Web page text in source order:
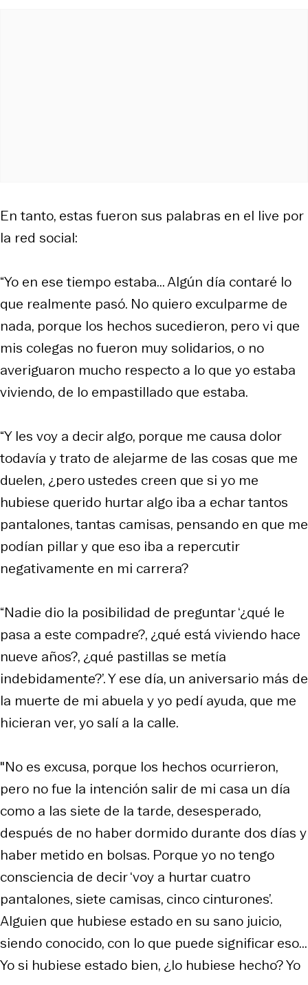
En tanto, estas fueron sus palabras en el live por
la red social:
“Yo en ese tiempo estaba... Algún día contaré lo
que realmente pasó. No quiero exculparme de
nada, porque los hechos sucedieron, pero vi que
mis colegas no fueron muy solidarios, o no
averiguaron mucho respecto a lo que yo estaba
viviendo, de lo empastillado que estaba.
“Y les voy a decir algo, porque me causa dolor
todavía y trato de alejarme de las cosas que me
duelen, ¿pero ustedes creen que si yo me
hubiese querido hurtar algo iba a echar tantos
pantalones, tantas camisas, pensando en que me
podían pillar y que eso iba a repercutir
negativamente en mi carrera?
“Nadie dio la posibilidad de preguntar ‘¿qué le
pasa a este compadre?, ¿qué está viviendo hace
nueve años?, ¿qué pastillas se metía
indebidamente?’. Y ese día, un aniversario más de
la muerte de mi abuela y yo pedí ayuda, que me
hicieran ver, yo salí a la calle.
"No es excusa, porque los hechos ocurrieron,
pero no fue la intención salir de mi casa un día
como a las siete de la tarde, desesperado,
después de no haber dormido durante dos días y
haber metido en bolsas. Porque yo no tengo
consciencia de decir ‘voy a hurtar cuatro
pantalones, siete camisas, cinco cinturones’.
Alguien que hubiese estado en su sano juicio,
siendo conocido, con lo que puede significar eso...
Yo si hubiese estado bien, ¿lo hubiese hecho? Yo